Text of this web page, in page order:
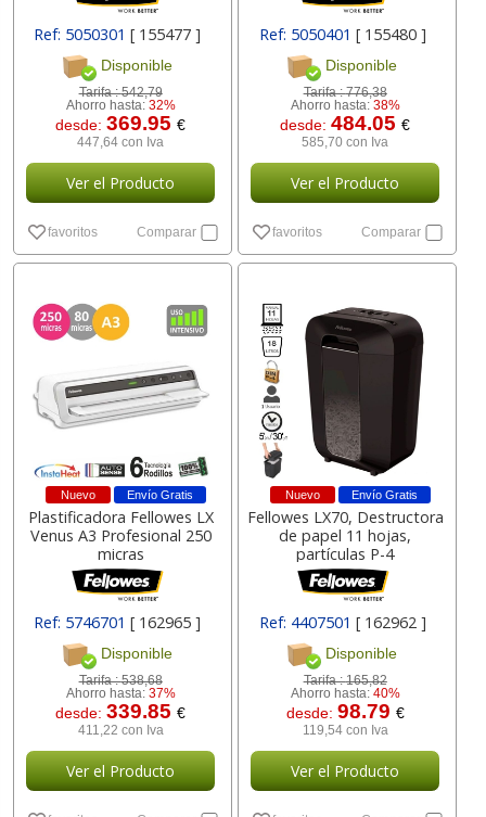
Ref: 5050301[ 155477 ]
Disponible
Tarifa :542,79
Ahorro hasta: 32%
desde:369.95€
447,64 con Iva
Ver el Producto
favoritos Comparar
Ref: 5050401 [ 155480 ]
Disponible
Tarifa :776,38
Ahorro hasta: 38%
desde:484.05€
585,70 con Iva
Ver el Producto
favoritos Comparar
Envío Gratis
Nuevo
Plastificadora Fellowes LX
Venus A3 Profesional 250
micras
Ref: 5746701[ 162965 ]
Disponible
Tarifa :538,68
Ahorro hasta: 37%
desde:339.85€
411,22 con Iva
Ver el Producto
Envío Gratis
Nuevo
Fellowes LX70, Destructora
de papel 11 hojas,
partículas P-4
Ref: 4407501 [ 162962 ]
Disponible
Tarifa :165,82
Ahorro hasta: 40%
desde: 98.79 €
119,54 con Iva
Ver el Producto